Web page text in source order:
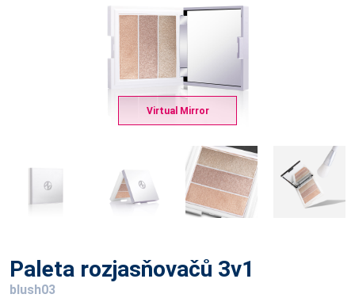
Virtual Mirror
Paleta rozjasňovačů 3v1
blush03